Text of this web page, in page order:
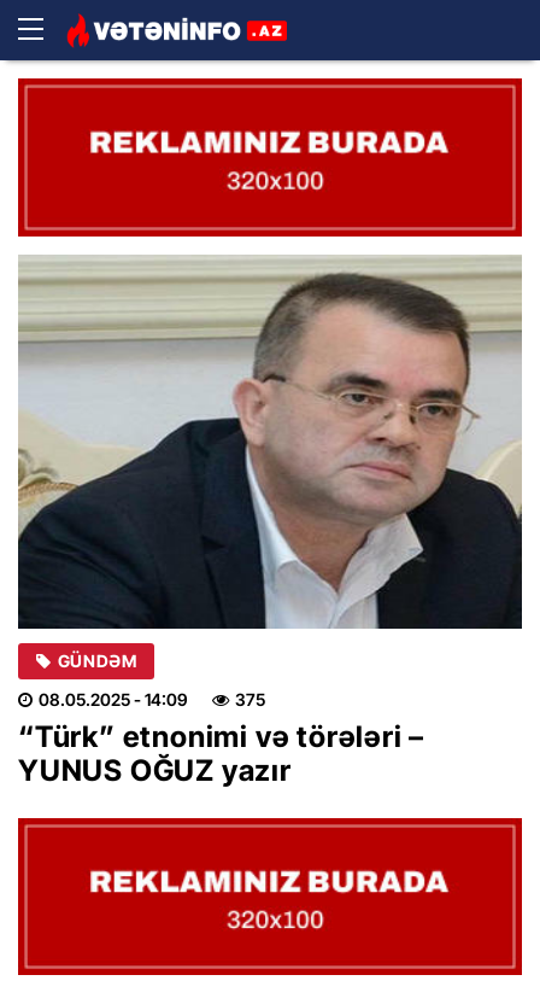
GÜNDƏM
08.05.2025- 14:09 375
“Türk” etnonimi və törələri –
YUNUS OĞUZ yazır